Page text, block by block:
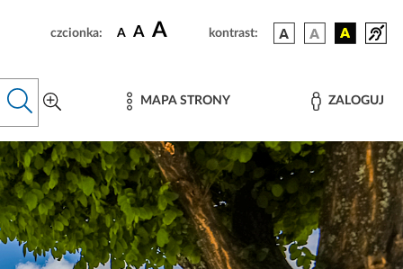
czcionka: A A A kontrast:
MAPA STRONY ZALOGUJ